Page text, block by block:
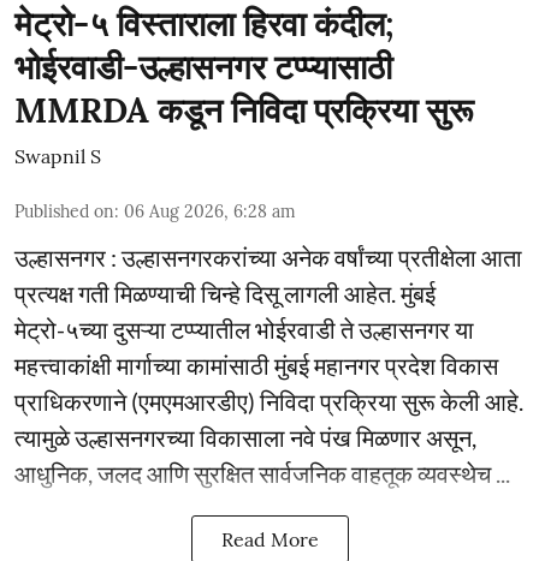
मेट्रो-५ विस्ताराला हिरवा कंदील;
भोईरवाडी-उल्हासनगर टप्प्यासाठी
MMRDA कडून निविदा प्रक्रिया सुरू
Swapnil S
Published on: 06 Aug 2026, 6:28 am
उल्हासनगर : उल्हासनगरकरांच्या अनेक वर्षांच्या प्रतीक्षेला आता
प्रत्यक्ष गती मिळण्याची चिन्हे दिसू लागली आहेत. मुंबई
मेट्रो-५च्या दुसऱ्या टप्प्यातील भोईरवाडी ते उल्हासनगर या
महत्त्वाकांक्षी मार्गाच्या कामांसाठी मुंबई महानगर प्रदेश विकास
प्राधिकरणाने (एमएमआरडीए) निविदा प्रक्रिया सुरू केली आहे.
त्यामुळे उल्हासनगरच्या विकासाला नवे पंख मिळणार असून,
आधुनिक, जलद आणि सुरक्षित सार्वजनिक वाहतूक व्यवस्थेच ...
Read More